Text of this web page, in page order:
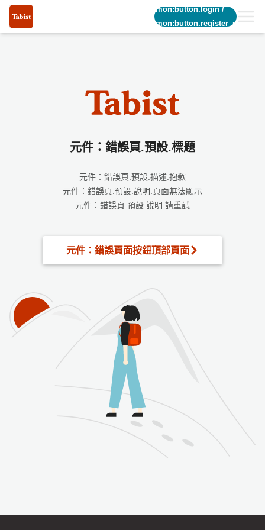
common:button.login/
common:button.register_short
元件：錯誤頁.預設.標題
元件：錯誤頁.預設.描述.抱歉
元件：錯誤頁.預設.說明.頁面無法顯示
元件：錯誤頁.預設.說明.請重試
元件：錯誤頁面按鈕頂部頁面